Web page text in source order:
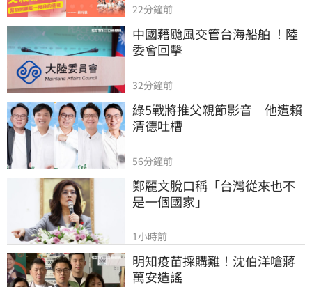
22分鐘前
中國藉颱風交管台海船舶 ！陸
委會回擊
32分鐘前
綠5戰將推父親節影音　他遭賴
清德吐槽
56分鐘前
鄭麗文脫口稱「台灣從來也不
是一個國家」
1小時前
明知疫苗採購難！沈伯洋嗆蔣
萬安造謠